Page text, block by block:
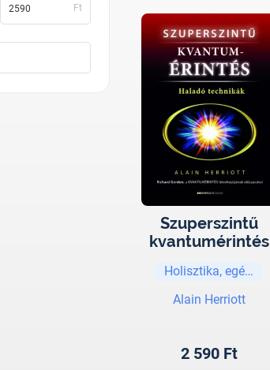
Ft
Szuperszintű
kvantumérintés
Holisztika, egészség
Alain Herriott
2 590 Ft